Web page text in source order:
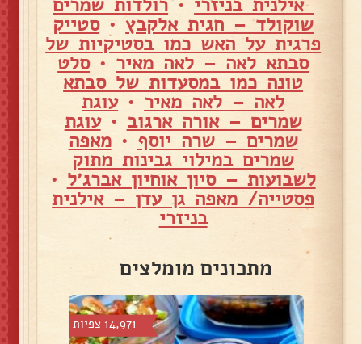
שוקולד – חגית אלקבץ •סטייק
פרגית על האש כמו בסטיקיות של
סבתא לאה – לאה מאיר •סלט
טונה כמו במסעדות של סבתא
לאה – לאה מאיר •עוגת
שמרים – אורה ארגוב •עוגת
שמרים – שרה יוסף •מאפה
שמרים במילוי גבינות מתוק
לשבועות – סיון אוחיון אברג׳ל •
פסטייה/ מאפה גן עדן – אילנית
בניזרי
מתכונים מומלצים
14,971 צפיות